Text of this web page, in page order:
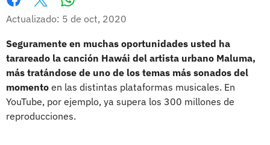
Facebook
X
Actualizado: 5 de oct, 2020
Seguramente en muchas oportunidades usted ha
tarareado la canción Hawái del artista urbano Maluma,
más tratándose de uno de los temas más sonados del
momento en las distintas plataformas musicales. En
YouTube, por ejemplo, ya supera los 300 millones de
reproducciones.